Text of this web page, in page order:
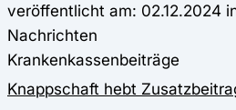
veröffentlicht am: 02.12.2024
Nachrichten
Krankenkassenbeiträge
Knappschaft hebt